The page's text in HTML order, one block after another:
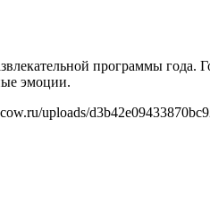
программы года.
эмоции.
uploads/